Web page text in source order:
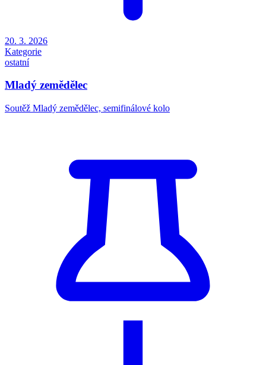
20. 3. 2026
Kategorie
ostatní
Mladý zemědělec
Soutěž Mladý zemědělec, semifinálové kolo